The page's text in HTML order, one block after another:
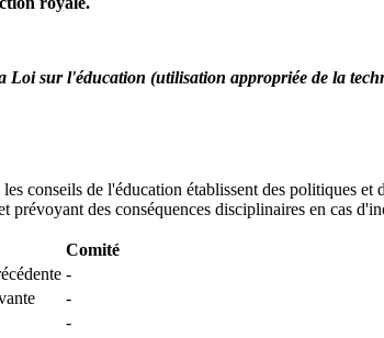
Loi sur l'éducation (utilisation appropriée de la
conseils de l'éducation établissent des politiques
prévoyant des conséquences disciplinaires en cas
Comité
-
-
-